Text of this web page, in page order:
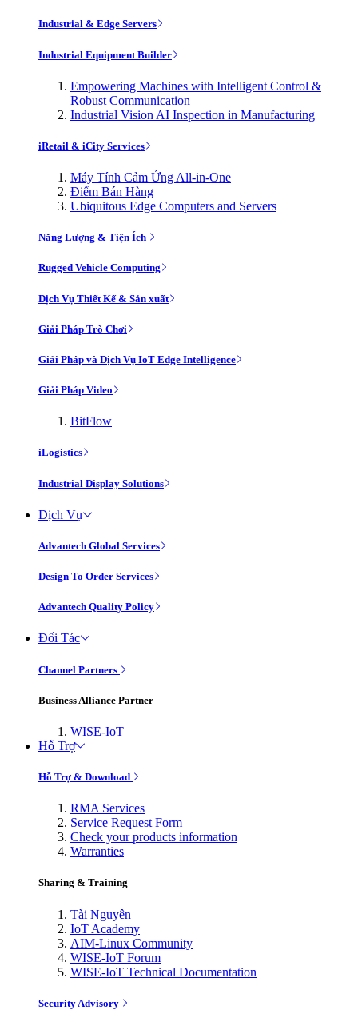
Industrial & Edge Servers
Industrial Equipment Builder
Empowering Machines with Intelligent Control &
Robust Communication
Industrial Vision AI Inspection in Manufacturing
iRetail & iCity Services
Máy Tính Cảm Ứng All-in-One
Điểm Bán Hàng
Ubiquitous Edge Computers and Servers
Năng Lượng & Tiện Ích
Rugged Vehicle Computing
Dịch Vụ Thiết Kế & Sản xuất
Giải Pháp Trò Chơi
Giải Pháp và Dịch Vụ IoT Edge Intelligence
Giải Pháp Video
BitFlow
iLogistics
Industrial Display Solutions
Dịch Vụ
Advantech Global Services
Design To Order Services
Advantech Quality Policy
Đối Tác
Channel Partners
Business Alliance Partner
WISE-IoT
Hỗ Trợ
Hỗ Trợ & Download
RMA Services
Service Request Form
Check your products information
Warranties
Sharing & Training
Tài Nguyên
IoT Academy
AIM-Linux Community
WISE-IoT Forum
WISE-IoT Technical Documentation
Security Advisory